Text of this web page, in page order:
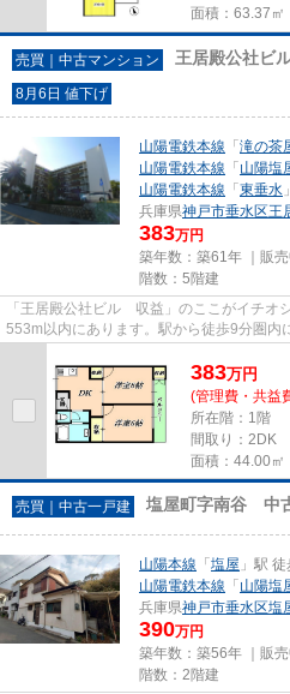
面積：63.37㎡
売買｜中古マンション 王居殿公社ビ
8月6日 値下げ
山陽電鉄本線 「 滝の茶
山陽電鉄本線 「 山陽塩
山陽電鉄本線 「 東垂水
兵庫県神戸市垂水区王
383万円
築年数：築61年 ｜販売
階数：5階建
「王居殿公社ビル 収益」のここがイチオ
553m以内にあります。駅から徒歩9分圏内
383万円
(管理費・共益
所在階：1階
間取り：2DK
面積：44.00㎡
売買｜中古一戸建 塩屋町字南谷 中
山陽本線 「 塩屋 」駅
山陽電鉄本線 「 山陽塩
兵庫県神戸市垂水区塩
390万円
築年数：築56年 ｜販売
階数：2階建